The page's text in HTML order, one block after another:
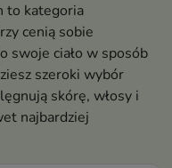
to kategoria
cenią sobie
swoje ciało w sposób
szeroki wybór
skórę, włosy i
najbardziej